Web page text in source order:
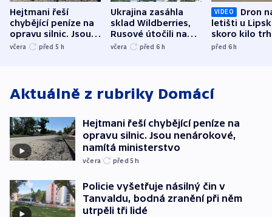
Hejtmani řeší
chybějící peníze na
opravu silnic. Jsou
nenárokové, namítá
včera před 5 h
Ukrajina zasáhla
sklad Wildberries,
Rusové útočili na
trh, hasiče či
včera před 6 h
VIDEO
Dron
letišti u
skoro kilo
indicie
před 6h
Aktuálně z rubriky Domácí
Hejtmani řeší chybějící peníze na
opravu silnic. Jsou nenárokové,
namítá ministerstvo
včera před 5h
Policie vyšetřuje násilný čin v
Tanvaldu, bodná zranění při něm
utrpěli tři lidé